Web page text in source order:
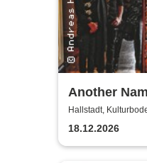
Another
Hallstadt,
18.12.2026